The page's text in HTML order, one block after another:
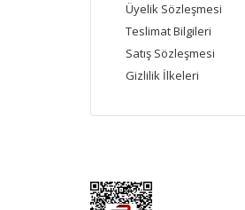
Üyelik Sözleşmesi
Teslimat Bilgileri
Satış Sözleşmesi
Gizlilik İlkeleri